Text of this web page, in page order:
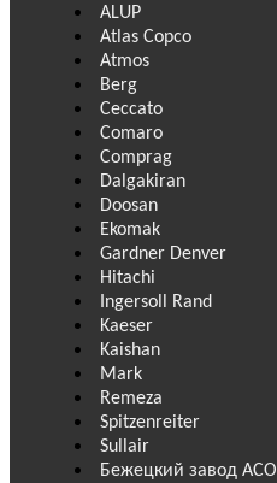
ALUP
Atlas Copco
Atmos
Berg
Ceccato
Comaro
Comprag
Dalgakiran
Doosan
Ekomak
Gardner Denver
Hitachi
Ingersoll Rand
Kaeser
Kaishan
Mark
Remeza
Spitzenreiter
Sullair
Бежецкий завод АСО